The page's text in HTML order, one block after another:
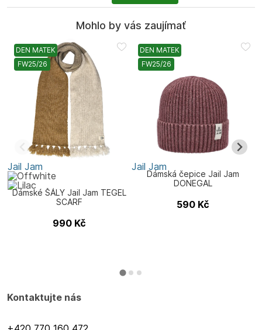
Mohlo by vás zaujímať
DEN MATEK
FW25/26
Jail Jam
Dámské ŠÁLY Jail Jam TEGEL
SCARF
990 Kč
DEN MATEK
FW25/26
Jail Jam
Dámská čepice Jail Jam
DONEGAL
590 Kč
Kontaktujte nás